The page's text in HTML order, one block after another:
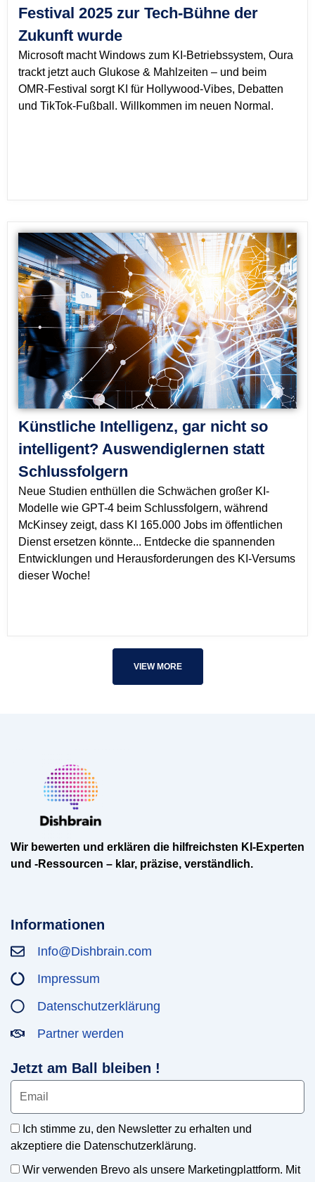
Festival 2025 zur Tech-Bühne der
Zukunft wurde
Microsoft macht Windows zum KI-Betriebssystem, Oura
trackt jetzt auch Glukose & Mahlzeiten – und beim
OMR-Festival sorgt KI für Hollywood-Vibes, Debatten
und TikTok-Fußball. Willkommen im neuen Normal.
Künstliche Intelligenz, gar nicht so
intelligent? Auswendiglernen statt
Schlussfolgern
Neue Studien enthüllen die Schwächen großer KI-
Modelle wie GPT-4 beim Schlussfolgern, während
McKinsey zeigt, dass KI 165.000 Jobs im öffentlichen
Dienst ersetzen könnte... Entdecke die spannenden
Entwicklungen und Herausforderungen des KI-Versums
dieser Woche!
VIEW MORE
Wir bewerten und erklären die hilfreichsten KI-Experten
und -Ressourcen – klar, präzise, verständlich.
Informationen
Info@Dishbrain.com
Impressum
Datenschutzerklärung
Partner werden
Jetzt am Ball bleiben !
Ich stimme zu, den Newsletter zu erhalten und
akzeptiere die Datenschutzerklärung.
Wir verwenden Brevo als unsere Marketingplattform. Mit